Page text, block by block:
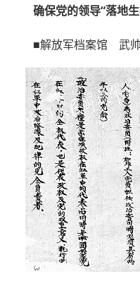
确保党的领导“落地
■解放军档案馆 武帅